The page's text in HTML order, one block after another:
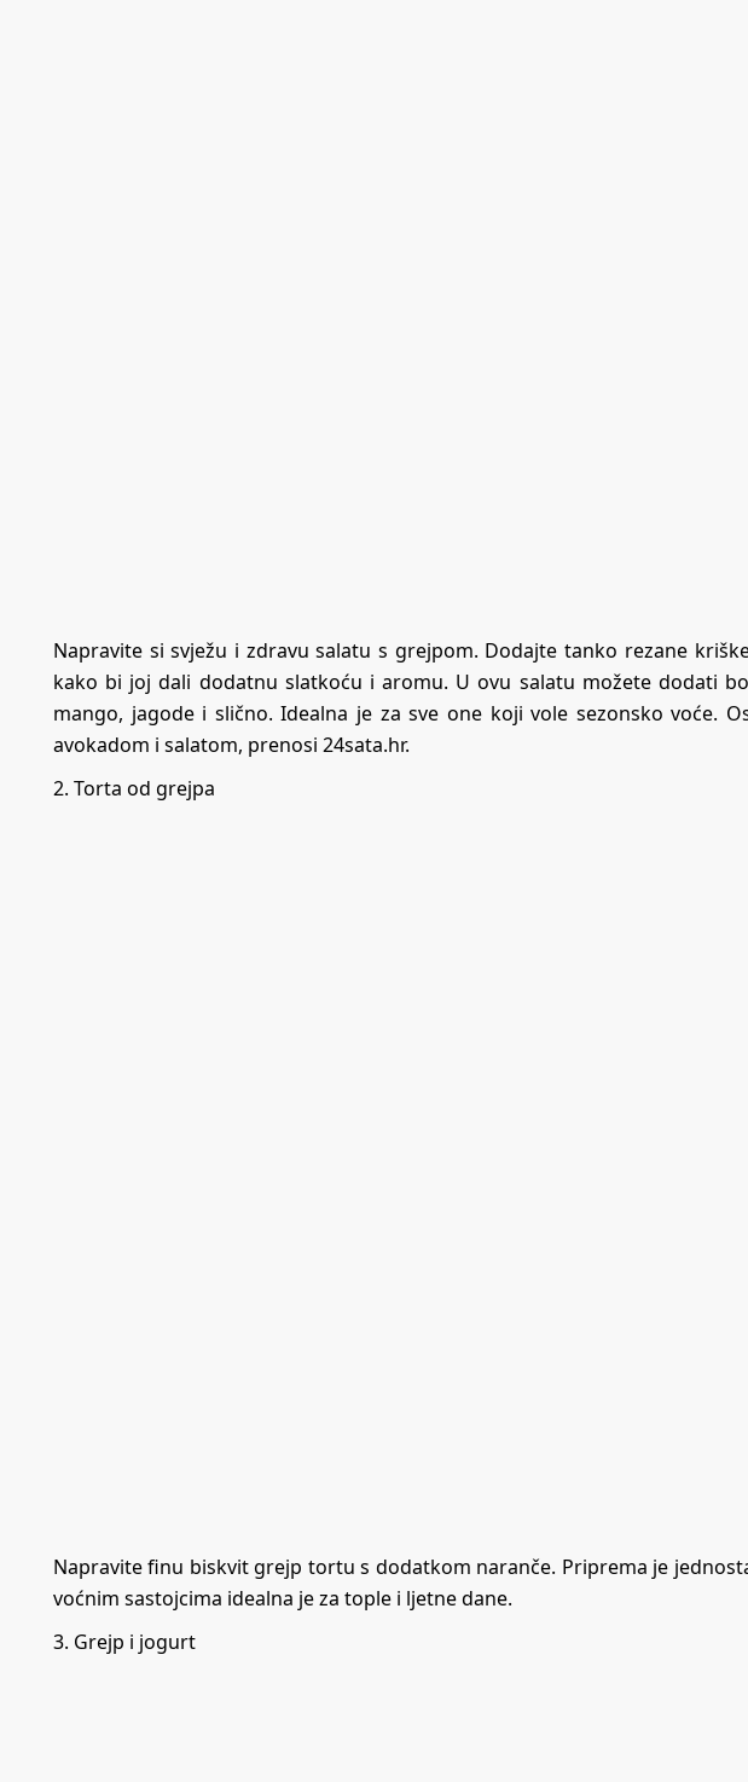
Napravite si svježu i zdravu salatu s grejpom. Dodajte tanko rezane
kako bi joj dali dodatnu slatkoću i aromu. U ovu salatu možete dodati
mango, jagode i slično. Idealna je za sve one koji vole sezonsko voće.
avokadom i salatom, prenosi 24sata.hr.
2. Torta od grejpa
Napravite finu biskvit grejp tortu s dodatkom naranče. Priprema je
voćnim sastojcima idealna je za tople i ljetne dane.
3. Grejp i jogurt